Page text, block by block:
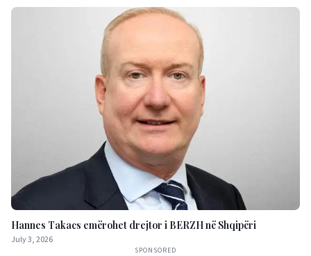
Hannes Takacs emërohet drejtor i BERZH në Shqipëri
July 3, 2026
SPONSORED